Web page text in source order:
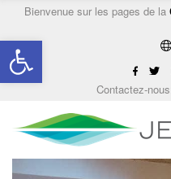
Ouvrir la barre d’outils
Bienvenue sur les pages de la
Contactez-